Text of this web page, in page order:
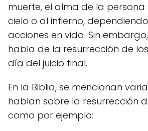
muerte, el alma de la persona
cielo o al infierno,
acciones en vida. Sin
habla de la resurrección de
día del juicio final.
En la Biblia, se mencionan
hablan sobre la resurrección
como por ejemplo: